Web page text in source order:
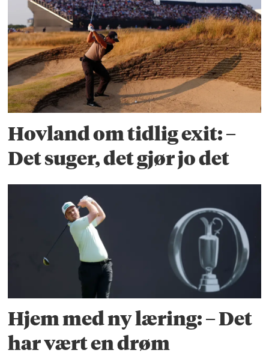
Hovland om tidlig exit: –
Det suger, det gjør jo det
Hjem med ny læring: – Det
har vært en drøm